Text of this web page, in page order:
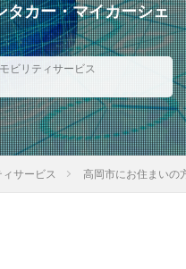
タカー・マイカーシェ
ビリティサービス
ィサービス 高岡市にお住まいの